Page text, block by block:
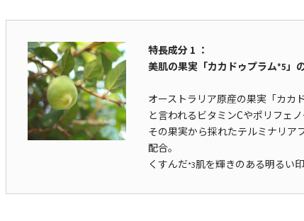
特長成分 1 ：
美肌の果実「カカドゥプラム*5 」
オーストラリア原産の果実「カカ
と言われるビタミンCやポリフェ
その果実から採れたテルミナリア
配合。
くすんだ*3肌を輝きのある明るい